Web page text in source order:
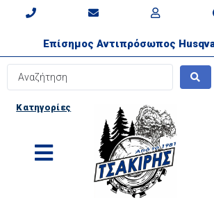
Επίσημος Αντιπρόσωπος
Κατηγορίες